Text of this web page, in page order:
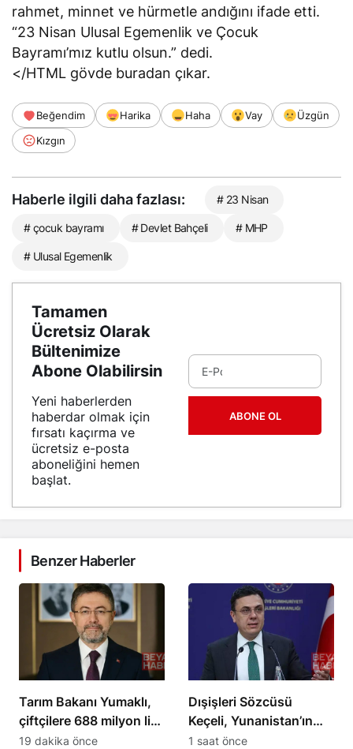
rahmet, minnet ve hürmetle andığını ifade etti.
“23 Nisan Ulusal Egemenlik ve Çocuk
Bayramı’mız kutlu olsun.” dedi.
</HTML gövde buradan çıkar.
Beğendim Harika Haha Vay
Üzgün
Kızgın
Haberle ilgili daha fazlası: # 23 Nisan
# çocuk bayramı # Devlet Bahçeli # MHP
# Ulusal Egemenlik
Tamamen
Ücretsiz Olarak
Bültenimize
Abone Olabilirsin
Yeni haberlerden
haberdar olmak için
fırsatı kaçırma ve
ücretsiz e-posta
aboneliğini hemen
başlat.
ABONE OL
Benzer Haberler
Tarım Bakanı Yumaklı,
çiftçilere 688 milyon lira
destek ödemesi yaptı
19 dakika önce
Dışişleri Sözcüsü
Keçeli, Yunanistan’ın
Ege’deki turizm
1 saat önce